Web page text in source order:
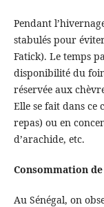
Pendant
stabulés pour
Fatick). Le temps
disponibilité du
réservée aux
Elle se fait dans ce
repas) ou en
d’arachide, etc.
Consommation
Au Sénégal, on